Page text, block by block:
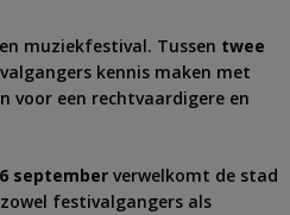
muziekfestival. Tussen twee
kennis maken met
voor een rechtvaardigere en
september verwelkomt de stad
festivalgangers als